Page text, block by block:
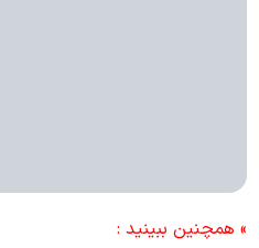
» همچنین ببینید :